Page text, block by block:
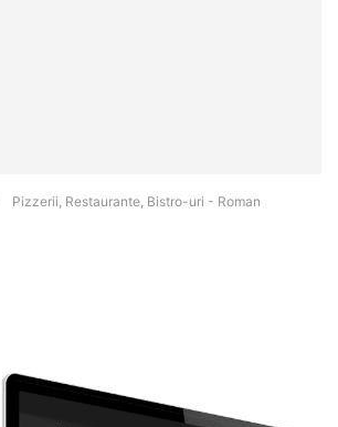
Pizzerii, Restaurante, Bistro-uri - Roman